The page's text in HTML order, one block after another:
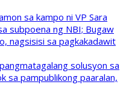
sa kampo ni VP Sara
subpoena ng NBI; Bugaw
nagsisisi sa pagkakadawit
solusyon sa
sa pampublikong paaralan,